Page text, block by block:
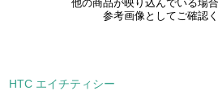
他の商品が映り込んでいる場
参考画像としてご確認く
HTC エイチティシー